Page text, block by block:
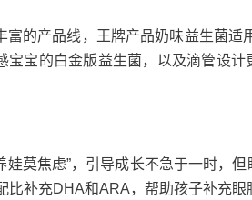
产品线，王牌产品奶味益生菌适
宝的白金版益生菌，以及滴管设计
焦虑”，引导成长不急于一时，但
补充DHA和ARA，帮助孩子补充眼